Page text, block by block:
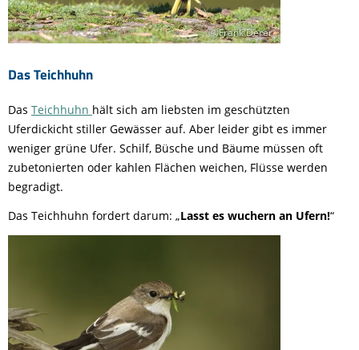
Das Teichhuhn
© Frank Derer
Das Teichhuhn hält sich am liebsten im geschützten
Uferdickicht stiller Gewässer auf. Aber leider gibt es immer
weniger grüne Ufer. Schilf, Büsche und Bäume müssen oft
zubetonierten oder kahlen Flächen weichen, Flüsse werden
begradigt.
Das Teichhuhn fordert darum: „Lasst es wuchern an Ufern!“